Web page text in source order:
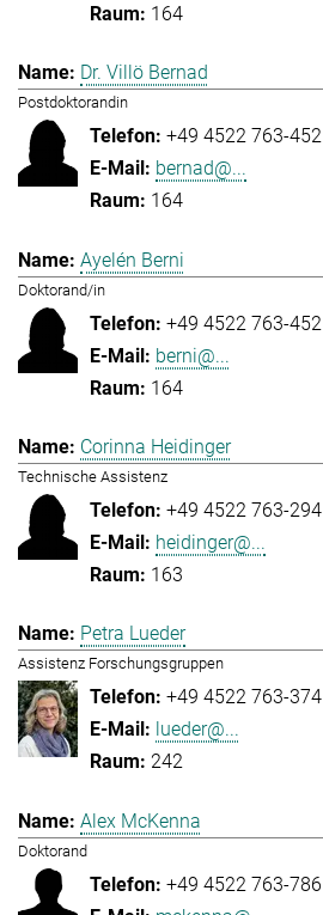
164
Dr. Villö Bernad
Postdoktorandin
+49 4522 763-452
bernad@...
164
Ayelén Berni
Doktorand/in
+49 4522 763-452
berni@...
164
Corinna Heidinger
Technische Assistenz
+49 4522 763-294
heidinger@...
163
Petra Lueder
Assistenz Forschungsgruppen
+49 4522 763-374
lueder@...
242
Alex McKenna
Doktorand
+49 4522 763-786